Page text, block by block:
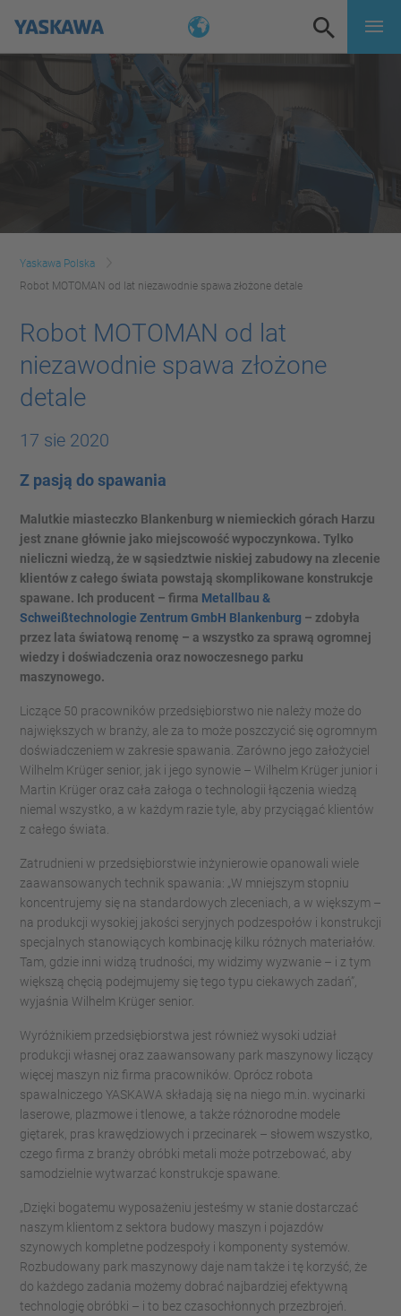
Yaskawa Polska
Robot MOTOMAN od lat niezawodnie spawa złożone detale
Robot MOTOMAN od lat
niezawodnie spawa złożone
detale
17 sie 2020
Z pasją do spawania
Malutkie miasteczko Blankenburg w niemieckich górach Harzu
jest znane głównie jako miejscowość wypoczynkowa. Tylko
nieliczni wiedzą, że w sąsiedztwie niskiej zabudowy na zlecenie
klientów z całego świata powstają skomplikowane konstrukcje
spawane. Ich producent – firma Metallbau &
Schweißtechnologie Zentrum GmbH Blankenburg – zdobyła
przez lata światową renomę – a wszystko za sprawą ogromnej
wiedzy i doświadczenia oraz nowoczesnego parku
maszynowego.
Liczące 50 pracowników przedsiębiorstwo nie należy może do
największych w branży, ale za to może poszczycić się ogromnym
doświadczeniem w zakresie spawania. Zarówno jego założyciel
Wilhelm Krüger senior, jak i jego synowie – Wilhelm Krüger junior i
Martin Krüger oraz cała załoga o technologii łączenia wiedzą
niemal wszystko, a w każdym razie tyle, aby przyciągać klientów
z całego świata.
Zatrudnieni w przedsiębiorstwie inżynierowie opanowali wiele
zaawansowanych technik spawania: „W mniejszym stopniu
koncentrujemy się na standardowych zleceniach, a w większym –
na produkcji wysokiej jakości seryjnych podzespołów i konstrukcji
specjalnych stanowiących kombinację kilku różnych materiałów.
Tam, gdzie inni widzą trudności, my widzimy wyzwanie – i z tym
większą chęcią podejmujemy się tego typu ciekawych zadań”,
wyjaśnia Wilhelm Krüger senior.
Wyróżnikiem przedsiębiorstwa jest również wysoki udział
produkcji własnej oraz zaawansowany park maszynowy liczący
więcej maszyn niż firma pracowników. Oprócz robota
spawalniczego YASKAWA składają się na niego m.in. wycinarki
laserowe, plazmowe i tlenowe, a także różnorodne modele
giętarek, pras krawędziowych i przecinarek – słowem wszystko,
czego firma z branży obróbki metali może potrzebować, aby
samodzielnie wytwarzać konstrukcje spawane.
„Dzięki bogatemu wyposażeniu jesteśmy w stanie dostarczać
naszym klientom z sektora budowy maszyn i pojazdów
szynowych kompletne podzespoły i komponenty systemów.
Rozbudowany park maszynowy daje nam także i tę korzyść, że
do każdego zadania możemy dobrać najbardziej efektywną
technologię obróbki – i to bez czasochłonnych przezbrojeń.